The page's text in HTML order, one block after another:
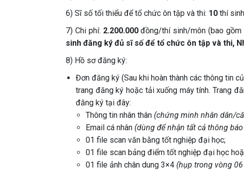
6) Sĩ số tối thiểu để tổ chức ôn tập và thi: 10 thí
7) Chi phí: 2.200.000đồng/thí sinh/môn (bao gồm
sinh đăng ký đủ sĩ số để tổ chức ôn tập và thi,
8) Hồ sơ đăng ký:
Đơn đăng ký (Sau khi hoàn thành các thông tin
trang đăng ký hoặc tải xuống máy tính. Trang
đăng ký tại đây:
Thông tin nhân thân (chứng minh nhân dân/
Email cá nhân (dùng để nhận tất cả thông
01 file scan văn bằng tốt nghiệp đại học;
01 file scan bảng điểm tốt nghiệp đại học
01 file ảnh chân dung 3×4 (hụp trong vòng